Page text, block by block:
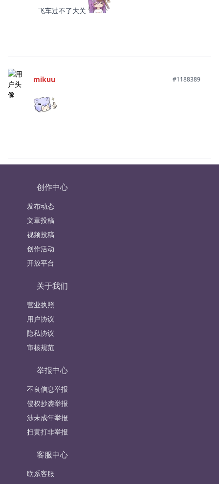
飞车过不了大关
mikuu #1188389
创作中心
发布动态
文章投稿
视频投稿
创作活动
开放平台
关于我们
营业执照
用户协议
隐私协议
审核规范
举报中心
不良信息举报
侵权抄袭举报
涉未成年举报
扫黄打非举报
客服中心
联系客服